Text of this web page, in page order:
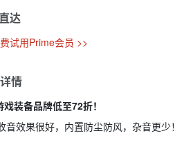
达
试用Prime会员 >>
情
装备品牌低至72折！
音效果很好，内置防尘防风，杂音更少！